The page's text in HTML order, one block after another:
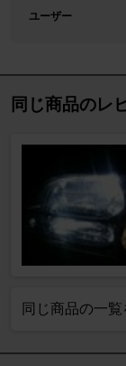
ユーザー
同じ商品のレ
同じ商品の一覧